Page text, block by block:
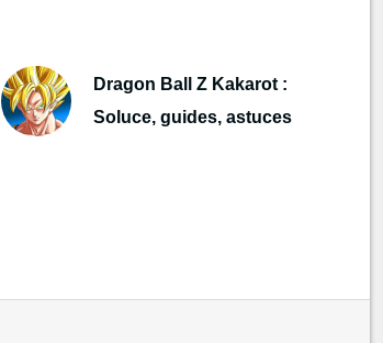
Dragon Ball Z Kakarot :
Soluce, guides, astuces